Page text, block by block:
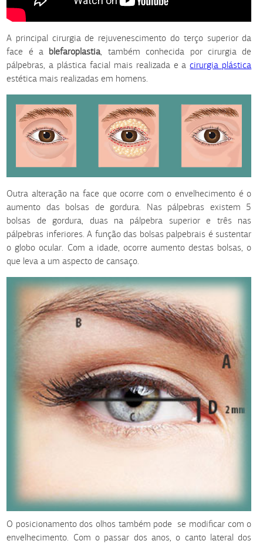
A principal cirurgia de rejuvenescimento do terço superior da
face é a blefaroplastia, também conhecida por cirurgia de
pálpebras, a plástica facial mais realizada e acirurgia plástica
estética mais realizadas em homens.
Outra alteração na face que ocorre com o envelhecimento é o
aumento das bolsas de gordura. Nas pálpebras existem 5
bolsas de gordura, duas na pálpebra superior e três nas
pálpebras inferiores. A função das bolsas palpebrais é sustentar
o globo ocular. Com a idade, ocorre aumento destas bolsas, o
que leva a um aspecto de cansaço.
O posicionamento dos olhos também pode se modificar com o
envelhecimento. Com o passar dos anos, o canto lateral dos